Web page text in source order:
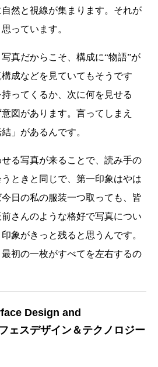
然と視線が集まります。それが
っています。
真だからこそ、構成に“物語”が
成などを見ていてもそうです
ってくるか、次に何を見せる
図があります。言ってしまえ
」があるんです。
る写真が来ることで、読み手の
ときと同じで、第一印象はやは
日の私の服装一つ取っても、皆
さんのような格好で写真につい
象がきっと残ると思うんです。
初の一枚がすべてを左右するの
Design and
スデザイン＆テクノロジー